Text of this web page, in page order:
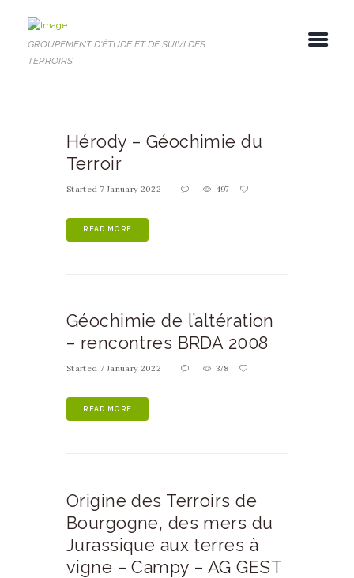
GROUPEMENT D'ÉTUDE ET DE SUIVI DES
TERROIRS
Hérody – Géochimie du
Terroir
Started 7 January 2022 497
READ MORE
Géochimie de l’altération
– rencontres BRDA 2008
Started 7 January 2022 378
READ MORE
Origine des Terroirs de
Bourgogne, des mers du
Jurassique aux terres à
vigne – Campy – AG GEST